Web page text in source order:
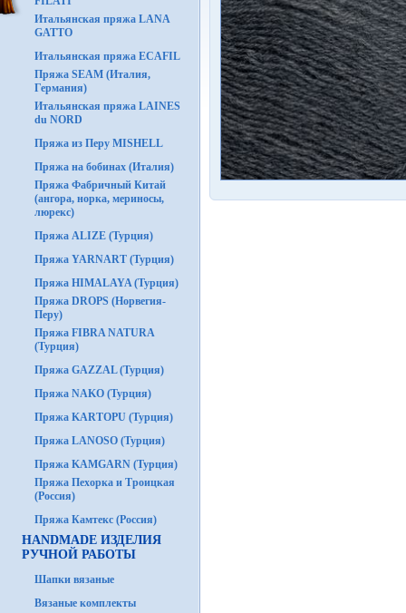
Итальянская пряжа LANA
GATTO
Итальянская пряжа ECAFIL
Пряжа SEAM (Италия,
Германия)
Итальянская пряжа LAINES
du NORD
Пряжа из Перу MISHELL
Пряжа на бобинах (Италия)
Пряжа Фабричный Китай
(ангора, норка, мериносы,
люрекс)
Пряжа ALIZE (Турция)
Пряжа YARNART (Турция)
Пряжа HIMALAYA (Турция)
Пряжа DROPS (Норвегия-
Перу)
Пряжа FIBRA NATURA
(Турция)
Пряжа GAZZAL (Турция)
Пряжа NAKO (Турция)
Пряжа KARTOPU (Турция)
Пряжа LANOSO (Турция)
Пряжа KAMGARN (Турция)
Пряжа Пехорка и Троицкая
(Россия)
Пряжа Камтекс (Россия)
HANDMADE ИЗДЕЛИЯ
РУЧНОЙ РАБОТЫ
Шапки вязаные
Вязаные комплекты